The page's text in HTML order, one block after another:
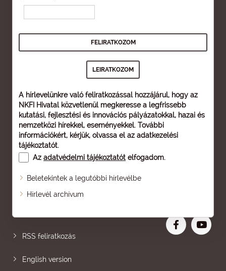
A hírlevelünkre való feliratkozással hozzájárul, hogy az
NKFI Hivatal közvetlenül megkeresse a legfrissebb
kutatási, fejlesztési és innovációs pályázatokkal, hazai és
nemzetközi hírekkel, eseményekkel. További
információkért, kérjük, olvassa el az adatkezelési
tájékoztatót.
Az adatvédelmi tájékoztatót elfogadom.
Beletekintek a legutóbbi hírlevélbe
Hírlevél archívum
Oldaltérkép
RSS feliratkozás
English version